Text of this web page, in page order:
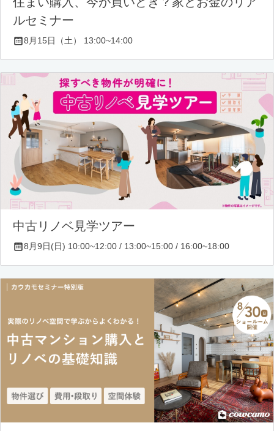
ルセミナー
8月15日（土） 13:00~14:00
中古リノベ見学ツアー
8月9日(日) 10:00~12:00 / 13:00~15:00 / 16:00~18:00